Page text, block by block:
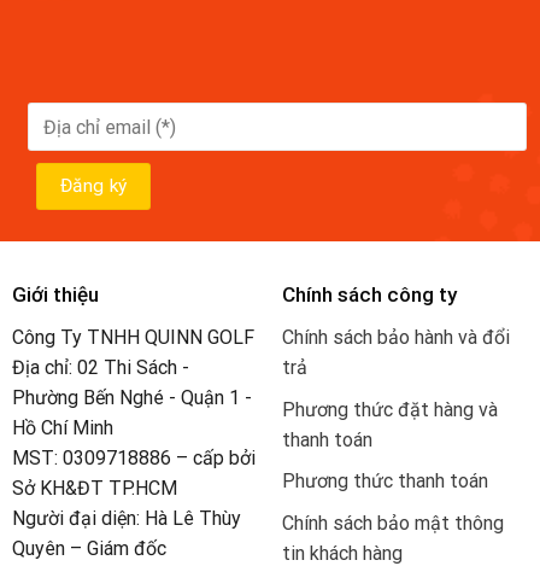
Giới thiệu
Công Ty TNHH QUINN GOLF
Địa chỉ: 02 Thi Sách -
Phường Bến Nghé - Quận 1 -
Hồ Chí Minh
MST: 0309718886 – cấp bởi
Sở KH&ĐT TP.HCM
Người đại diện: Hà Lê Thùy
Quyên – Giám đốc
Chính sách công ty
Chính sách bảo hành và đổi
trả
Phương thức đặt hàng và
thanh toán
Phương thức thanh toán
Chính sách bảo mật thông
tin khách hàng